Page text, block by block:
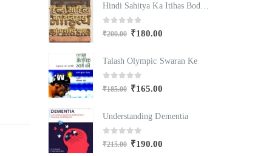
Hindi Sahitya Ka Itihas Bodhgamya Path
0out of 5
₹200.00 ₹180.00
Talash Olympic Swaran Ke
0out of 5
₹185.00 ₹165.00
Understanding Dementia
0out of 5
₹215.00 ₹190.00